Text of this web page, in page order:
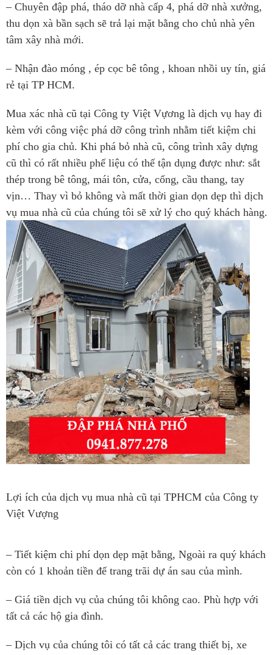
– Chuyên đập phá, tháo dỡ nhà cấp 4, phá dỡ nhà xưởng,
thu dọn xà bần sạch sẽ trả lại mặt bằng cho chủ nhà yên
tâm xây nhà mới.
– Nhận đào móng , ép cọc bê tông , khoan nhồi uy tín, giá
rẻ tại TP HCM.
Mua xác nhà cũ tại Công ty Việt Vựơng là dịch vụ hay đi
kèm với công việc phá dỡ công trình nhằm tiết kiệm chi
phí cho gia chủ. Khi phá bỏ nhà cũ, công trình xây dựng
cũ thì có rất nhiều phế liệu có thể tận dụng được như: sắt
thép trong bê tông, mái tôn, cửa, cổng, cầu thang, tay
vịn… Thay vì bỏ không và mất thời gian dọn dẹp thì dịch
vụ mua nhà cũ của chúng tôi sẽ xử lý cho quý khách hàng.
Lợi ích của dịch vụ mua nhà cũ tại TPHCM của Công ty
Việt Vượng
– Tiết kiệm chi phí dọn dẹp mặt bằng, Ngoài ra quý khách
còn có 1 khoản tiền để trang trãi dự án sau của mình.
– Giá tiền dịch vụ của chúng tôi không cao. Phù hợp với
tất cả các hộ gia đình.
– Dịch vụ của chúng tôi có tất cả các trang thiết bị, xe